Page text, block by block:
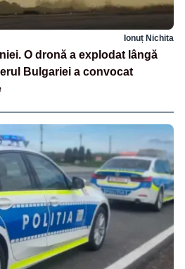
Ionuț Nichita
O dronă a explodat lângă
Bulgariei a convocat